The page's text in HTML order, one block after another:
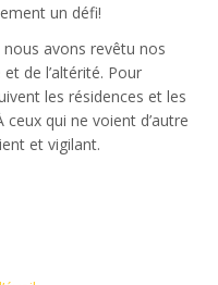
un défi!
avons revêtu nos
de l’altérité. Pour
les résidences et les
ceux qui ne voient d’autre
et vigilant.